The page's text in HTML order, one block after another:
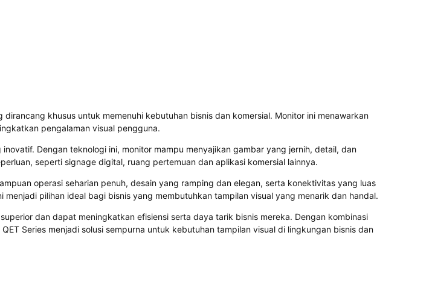
khusus untuk memenuhi kebutuhan bisnis dan komersial. Monitor ini menawarkan
pengalaman visual pengguna.
Dengan teknologi ini, monitor mampu menyajikan gambar yang jernih, detail, dan
seperti signage digital, ruang pertemuan dan aplikasi komersial lainnya.
operasi seharian penuh, desain yang ramping dan elegan, serta konektivitas yang luas
pilihan ideal bagi bisnis yang membutuhkan tampilan visual yang menarik dan handal.
dan dapat meningkatkan efisiensi serta daya tarik bisnis mereka. Dengan kombinasi
Series menjadi solusi sempurna untuk kebutuhan tampilan visual di lingkungan bisnis dan